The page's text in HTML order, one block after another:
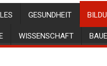
GESUNDHEIT
WISSENSCHAFT